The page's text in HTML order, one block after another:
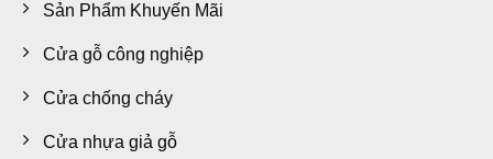
Sản Phẩm Khuyến Mãi
Cửa gỗ công nghiệp
Cửa chống cháy
Cửa nhựa giả gỗ